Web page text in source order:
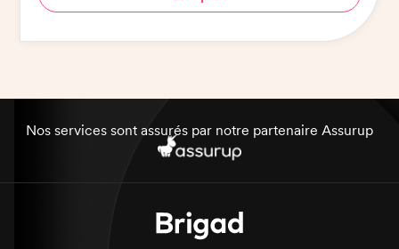
Nos services sont assurés par notre partenaire Assurup